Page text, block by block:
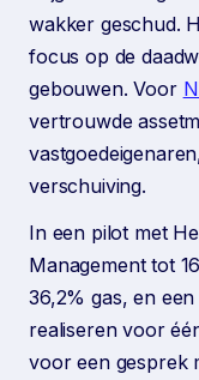
wakker geschud.
focus op de
gebouwen. Voor
vertrouwde
verschuiving.
In een pilot met
Management tot
36,2% gas, en
realiseren voor
voor een gesprek